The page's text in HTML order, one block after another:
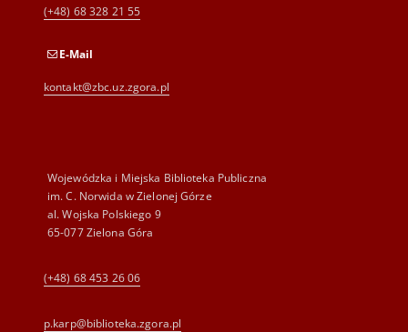
(+48) 68 328 21 55
E-Mail
kontakt@zbc.uz.zgora.pl
Wojewódzka i Miejska Biblioteka Publiczna
im. C. Norwida w Zielonej Górze
al. Wojska Polskiego 9
65-077 Zielona Góra
(+48) 68 453 26 06
p.karp@biblioteka.zgora.pl